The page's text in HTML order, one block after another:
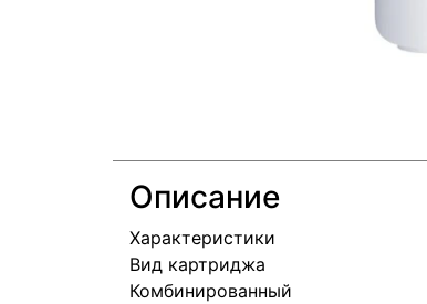
Описание
Характеристики
Вид картриджа
Комбинированный